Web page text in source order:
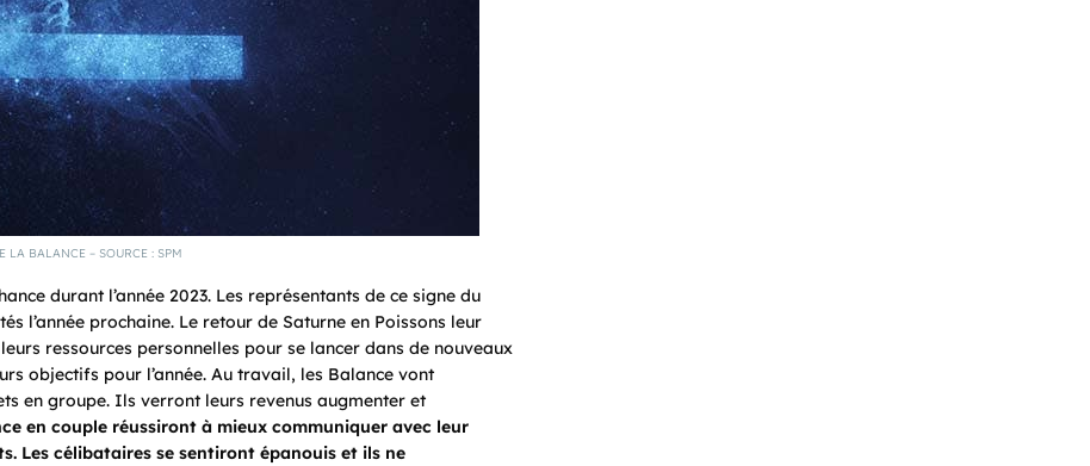
LA BALANCE – SOURCE : SPM
durant l’année 2023. Les représentants de ce signe du
l’année prochaine. Le retour de Saturne en Poissons leur
ressources personnelles pour se lancer dans de nouveaux
objectifs pour l’année. Au travail, les Balance vont
en groupe. Ils verront leurs revenus augmenter et
en couple réussiront à mieux communiquer avec leur
Les célibataires se sentiront épanouis et ils ne